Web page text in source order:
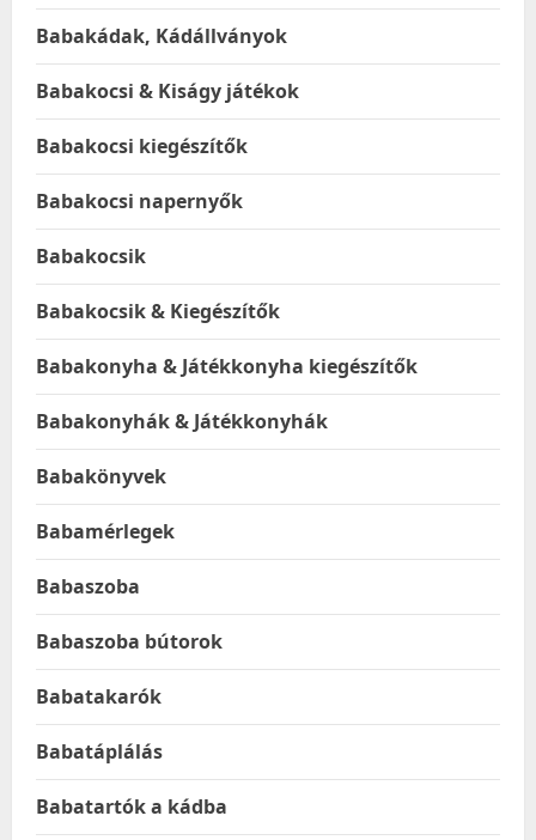
Babakádak, Kádállványok
Babakocsi & Kiságy játékok
Babakocsi kiegészítők
Babakocsi napernyők
Babakocsik
Babakocsik & Kiegészítők
Babakonyha & Játékkonyha kiegészítők
Babakonyhák & Játékkonyhák
Babakönyvek
Babamérlegek
Babaszoba
Babaszoba bútorok
Babatakarók
Babatáplálás
Babatartók a kádba